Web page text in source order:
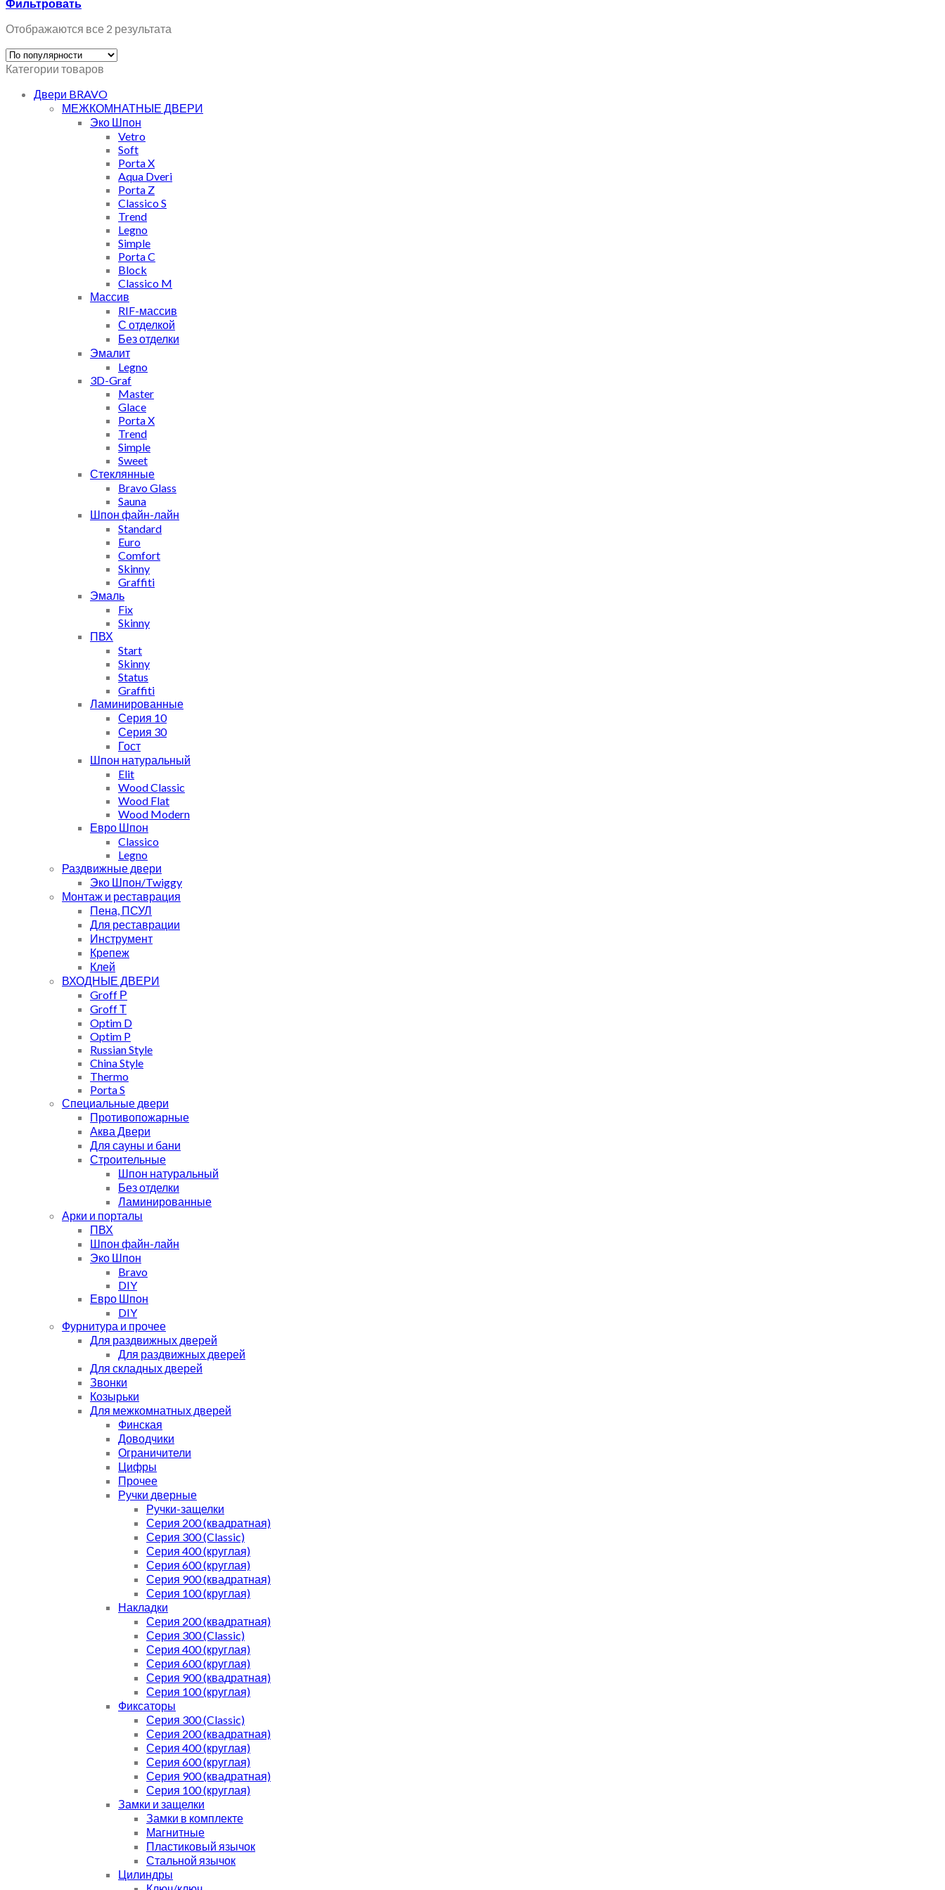
Фильтровать
Отображаются все 2 результата
Категории товаров
Двери BRAVO
МЕЖКОМНАТНЫЕ ДВЕРИ
Эко Шпон
Vetro
Soft
Porta X
Aqua Dveri
Porta Z
Classico S
Trend
Legno
Simple
Porta C
Block
Classico M
Массив
RIF-массив
С отделкой
Без отделки
Эмалит
Legno
3D-Graf
Master
Glace
Porta X
Trend
Simple
Sweet
Стеклянные
Bravo Glass
Sauna
Шпон файн-лайн
Standard
Euro
Comfort
Skinny
Graffiti
Эмаль
Fix
Skinny
ПВХ
Start
Skinny
Status
Graffiti
Ламинированные
Серия 10
Серия 30
Гост
Шпон натуральный
Elit
Wood Classic
Wood Flat
Wood Modern
Евро Шпон
Classico
Legno
Раздвижные двери
Эко Шпон/Twiggy
Монтаж и реставрация
Пена, ПСУЛ
Для реставрации
Инструмент
Крепеж
Клей
ВХОДНЫЕ ДВЕРИ
Groff Р
Groff Т
Optim D
Optim P
Russian Style
China Style
Thermo
Porta S
Специальные двери
Противопожарные
Аква Двери
Для сауны и бани
Строительные
Шпон натуральный
Без отделки
Ламинированные
Арки и порталы
ПВХ
Шпон файн-лайн
Эко Шпон
Bravo
DIY
Евро Шпон
DIY
Фурнитура и прочее
Для раздвижных дверей
Для раздвижных дверей
Для складных дверей
Звонки
Козырьки
Для межкомнатных дверей
Финская
Доводчики
Ограничители
Цифры
Прочее
Ручки дверные
Ручки-защелки
Серия 200 (квадратная)
Серия 300 (Classic)
Серия 400 (круглая)
Серия 600 (круглая)
Серия 900 (квадратная)
Серия 100 (круглая)
Накладки
Серия 200 (квадратная)
Серия 300 (Classic)
Серия 400 (круглая)
Серия 600 (круглая)
Серия 900 (квадратная)
Серия 100 (круглая)
Фиксаторы
Серия 300 (Classic)
Серия 200 (квадратная)
Серия 400 (круглая)
Серия 600 (круглая)
Серия 900 (квадратная)
Серия 100 (круглая)
Замки и защелки
Замки в комплекте
Магнитные
Пластиковый язычок
Стальной язычок
Цилиндры